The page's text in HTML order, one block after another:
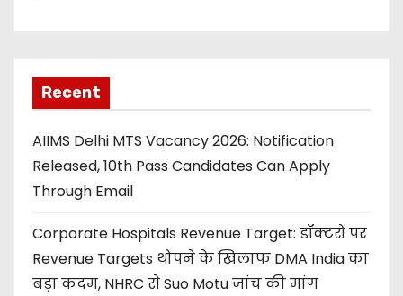
Recent
AIIMS Delhi MTS Vacancy 2026: Notification
Released, 10th Pass Candidates Can Apply
Through Email
Corporate Hospitals Revenue Target: डॉक्टरों पर
Revenue Targets थोपने के खिलाफ DMA India का
बड़ा कदम, NHRC से Suo Motu जांच की मांग